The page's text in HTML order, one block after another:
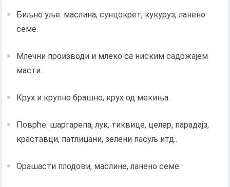
Биљно уље: маслина, сунцокрет, кукуруз, ланено
семе.
Млечни производи и млеко са ниским садржајем
масти.
Крух и крупно брашно, крух од мекиња.
Поврће: шаргарепа, лук, тиквице, целер, парадајз,
краставци, патлиџани, зелени пасуљ итд..
Орашасти плодови, маслине, ланено семе.